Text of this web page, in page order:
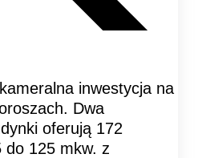
inwestycja na
Dwa
oferują 172
do 125 mkw. z